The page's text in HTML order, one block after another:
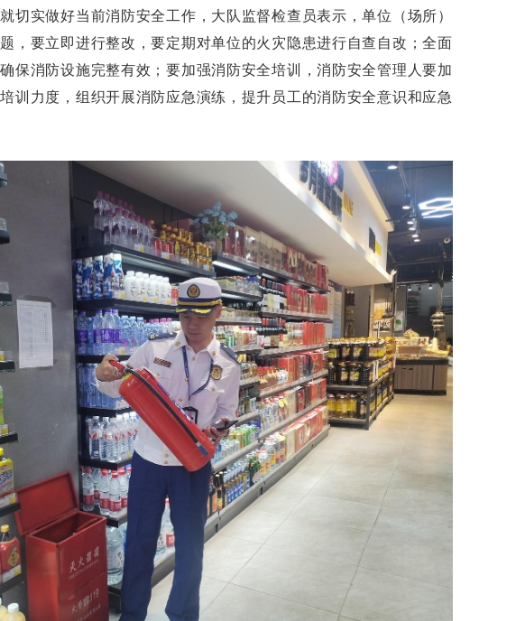
切实做好当前消防安全工作，大队监督检查员表示，单位（场所）
，要立即进行整改，要定期对单位的火灾隐患进行自查自改；全面
保消防设施完整有效；要加强消防安全培训，消防安全管理人要加
训力度，组织开展消防应急演练，提升员工的消防安全意识和应急